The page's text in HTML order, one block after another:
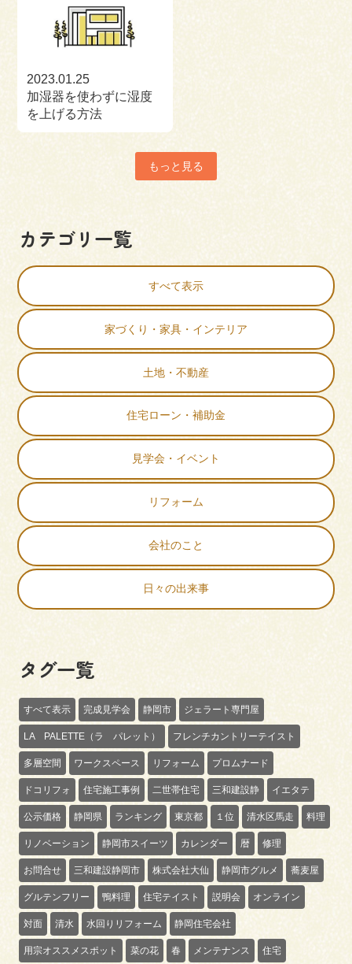
2023.01.25
加湿器を使わずに湿度
を上げる方法
もっと見る
カテゴリ一覧
すべて表示
家づくり・家具・インテリア
土地・不動産
住宅ローン・補助金
見学会・イベント
リフォーム
会社のこと
日々の出来事
タグ一覧
すべて表示 完成見学会 静岡市 ジェラート専門屋
LA PALETTE（ラ パレット） フレンチカントリーテイスト
多層空間 ワークスペース リフォーム プロムナード
ドコリフォ 住宅施工事例 二世帯住宅 三和建設静 イエタテ
公示価格 静岡県 ランキング 東京都 １位 清水区馬走 料理
リノベーション 静岡市スイーツ カレンダー 暦 修理
お問合せ 三和建設静岡市 株式会社大仙 静岡市グルメ 蕎麦屋
グルテンフリー 鴨料理 住宅テイスト 説明会 オンライン
対面 清水 水回りリフォーム 静岡住宅会社
用宗オススメスポット 菜の花 春 メンテナンス 住宅